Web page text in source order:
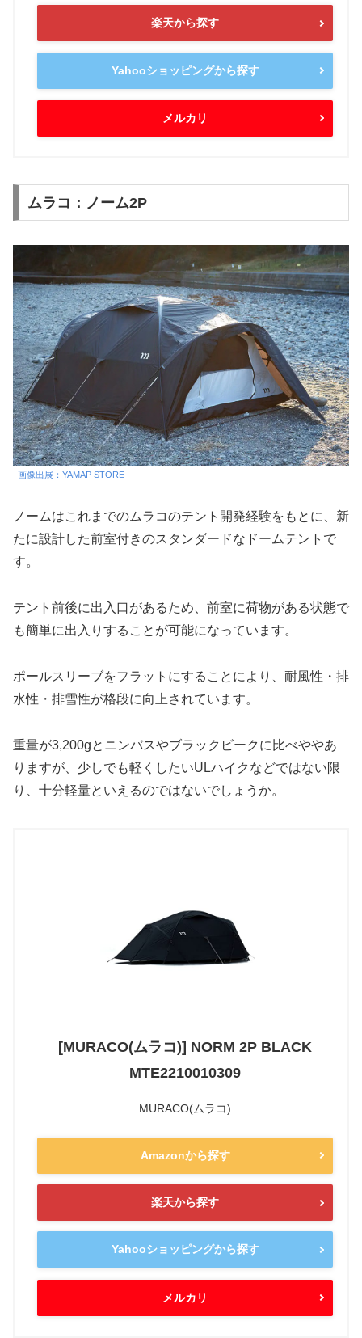
楽天から探す
Yahooショッピングから探す
メルカリ
ムラコ：ノーム2P
画像出展：YAMAP STORE
ノームはこれまでのムラコのテント開発経験をもとに、新
たに設計した前室付きのスタンダードなドームテントで
す。
テント前後に出入口があるため、前室に荷物がある状態で
も簡単に出入りすることが可能になっています。
ポールスリーブをフラットにすることにより、耐風性・排
水性・排雪性が格段に向上されています。
重量が3,200gとニンバスやブラックビークに比べややあ
りますが、少しでも軽くしたいULハイクなどではない限
り、十分軽量といえるのではないでしょうか。
[MURACO(ムラコ)] NORM 2P BLACK
MTE2210010309
MURACO(ムラコ)
Amazonから探す
楽天から探す
Yahooショッピングから探す
メルカリ